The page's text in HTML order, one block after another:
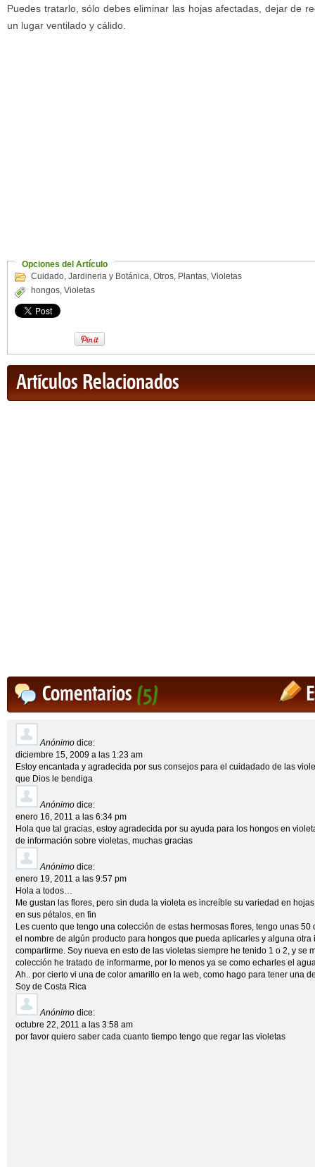
Puedes tratarlo, sólo debes eliminar las hojas afectadas, dejar de
un lugar ventilado y cálido.
Opciones del Artículo
Cuidado, Jardineria y Botánica, Otros, Plantas, Violetas
hongos, Violetas
Artículos Relacionados
Comentarios(5)
Anónimo dice:
diciembre 15, 2009 a las 1:23 am
Estoy encantada y agradecida por sus consejos para el cuidadado de las
que Dios le bendiga
Anónimo dice:
enero 16, 2011 a las 6:34 pm
Hola que tal gracias, estoy agradecida por su ayuda para los hongos en
de información sobre violetas, muchas gracias
Anónimo dice:
enero 19, 2011 a las 9:57 pm
Hola a todos…
Me gustan las flores, pero sin duda la violeta es increíble su variedad en
en sus pétalos, en fin
Les cuento que tengo una colección de estas hermosas flores, tengo unas
el nombre de algún producto para hongos que pueda aplicarles y alguna
compartirme. Soy nueva en esto de las violetas siempre he tenido 1 o 2, y se
colección he tratado de informarme, por lo menos ya se como echarles el
Ah.. por cierto vi una de color amarillo en la web, como hago para tener una
Soy de Costa Rica
Anónimo dice:
octubre 22, 2011 a las 3:58 am
por favor quiero saber cada cuanto tiempo tengo que regar las violetas